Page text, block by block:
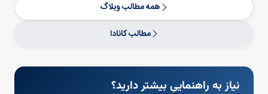
همه مطالب وبلاگ
مطالب کانادا
نیاز به راهنمایی بیشتر دارید؟